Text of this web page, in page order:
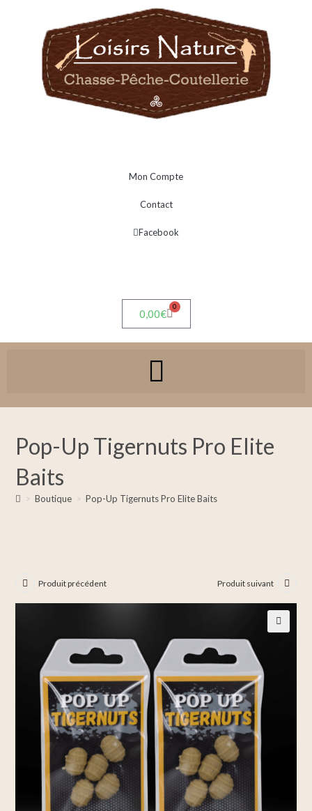
Mon Compte
Contact
Facebook
0,00€
0
Pop-Up Tigernuts Pro Elite
Baits
> Boutique > Pop-Up Tigernuts Pro Elite Baits
Produit précédent Produit suivant